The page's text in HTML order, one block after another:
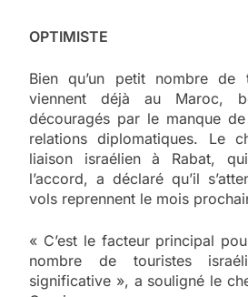
OPTIMISTE
Bien qu’un petit nombre de
viennent déjà au Maroc,
découragés par le manque
relations diplomatiques. Le
liaison israélien à Rabat,
l’accord, a déclaré qu’il
vols reprennent le mois
« C’est le facteur principal
nombre de touristes
significative », a souligné le